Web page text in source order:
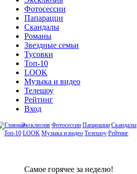
Фотосессии
Папарацци
Скандалы
Романы
Звездные семьи
Тусовки
Топ-10
LOOK
Музыка и видео
Телешоу
Рейтинг
Вход
Эксклюзив Фотосессии Папарацци Скандалы
Топ-10 LOOK Музыка и видео Телешоу Рейтинг
Сaмое гoрячее за неделю!